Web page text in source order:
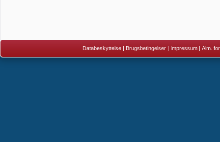
Databeskyttelse | Brugsbetingelser | Impressum | Alm.